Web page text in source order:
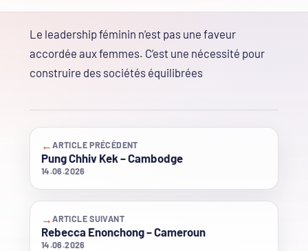
Le leadership féminin n’est pas une faveur
accordée aux femmes. C’est une nécessité pour
construire des sociétés équilibrées
←ARTICLE PRÉCÉDENT
Pung Chhiv Kek – Cambodge
14.06.2026
→ARTICLE SUIVANT
Rebecca Enonchong – Cameroun
14.06.2026